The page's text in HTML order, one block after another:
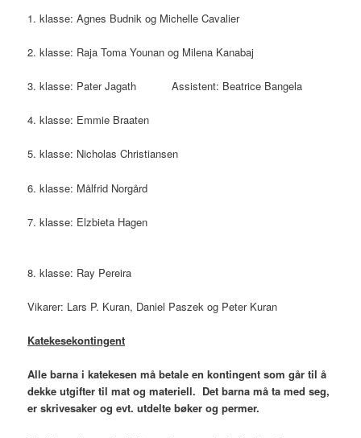
1. klasse: Agnes Budnik og Michelle Cavalier
2. klasse: Raja Toma Younan og Milena Kanabaj
3. klasse: Pater Jagath Assistent: Beatrice Bangela
4. klasse: Emmie Braaten
5. klasse: Nicholas Christiansen
6. klasse: Målfrid Norgård
7. klasse: Elzbieta Hagen
8. klasse: Ray Pereira
Vikarer: Lars P. Kuran, Daniel Paszek og Peter Kuran
Katekesekontingent
Alle barna i katekesen må betale en kontingent som går til å
dekke utgifter til mat og materiell. Det barna må ta med seg,
er skrivesaker og evt. utdelte bøker og permer.